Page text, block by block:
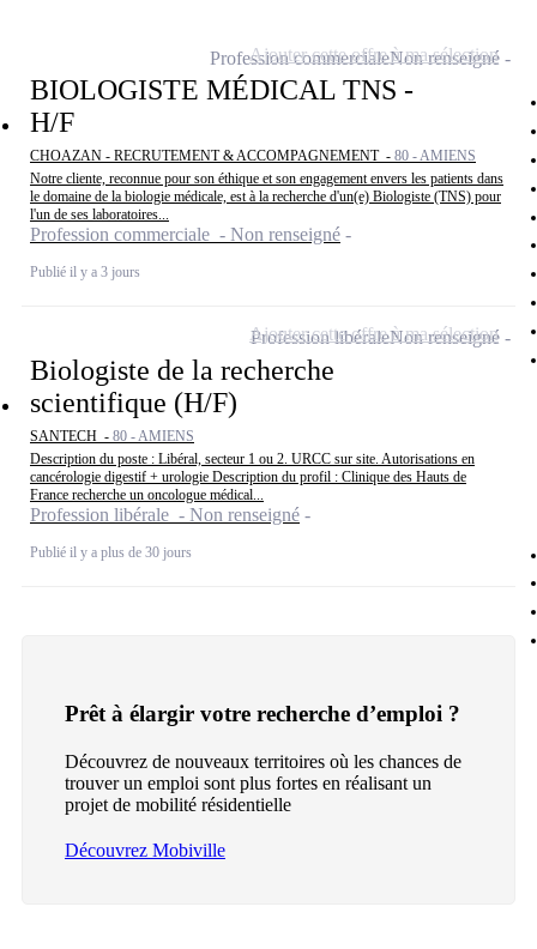
BIOLOGISTE MÉDICAL TNS -
H/F
CHOAZAN - RECRUTEMENT & ACCOMPAGNEMENT - 80 - AMIENS
Notre cliente, reconnue pour son éthique et son engagement envers les patients dans
le domaine de la biologie médicale, est à la recherche d'un(e) Biologiste (TNS) pour
l'un de ses laboratoires...
Profession commerciale - Non renseigné
Publié il y a 3 jours
Profession commercialeNon renseigné
Ajouter cette offre à ma sélection
Biologiste de la recherche
scientifique (H/F)
SANTECH - 80 - AMIENS
Description du poste : Libéral, secteur 1 ou 2. URCC sur site. Autorisations en
cancérologie digestif + urologie Description du profil : Clinique des Hauts de
France recherche un oncologue médical...
Profession libérale - Non renseigné
Publié il y a plus de 30 jours
Profession libéraleNon renseigné
Ajouter cette offre à ma sélection
Prêt à élargir votre recherche d’emploi ?
Découvrez de nouveaux territoires où les chances de
trouver un emploi sont plus fortes en réalisant un
projet de mobilité résidentielle
Découvrez Mobiville